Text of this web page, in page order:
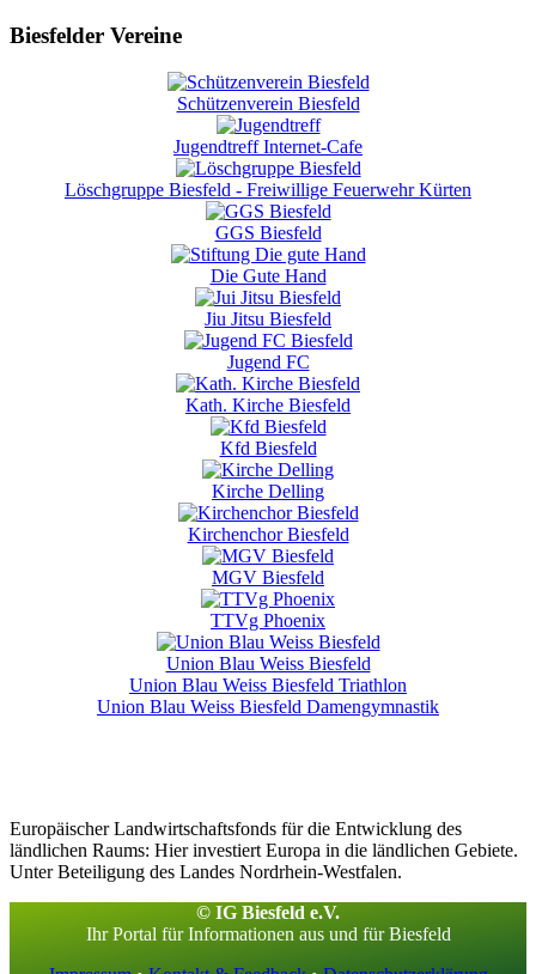
Biesfelder Vereine
Schützenverein Biesfeld
Jugendtreff Internet-Cafe
Löschgruppe Biesfeld - Freiwillige Feuerwehr Kürten
GGS Biesfeld
Die Gute Hand
Jiu Jitsu Biesfeld
Jugend FC
Kath. Kirche Biesfeld
Kfd Biesfeld
Kirche Delling
Kirchenchor Biesfeld
MGV Biesfeld
TTVg Phoenix
Union Blau Weiss Biesfeld
Union Blau Weiss Biesfeld Triathlon
Union Blau Weiss Biesfeld Damengymnastik
Europäischer Landwirtschaftsfonds für die Entwicklung des
ländlichen Raums: Hier investiert Europa in die ländlichen Gebiete.
Unter Beteiligung des Landes Nordrhein-Westfalen.
© IG Biesfeld e.V.
Ihr Portal für Informationen aus und für Biesfeld